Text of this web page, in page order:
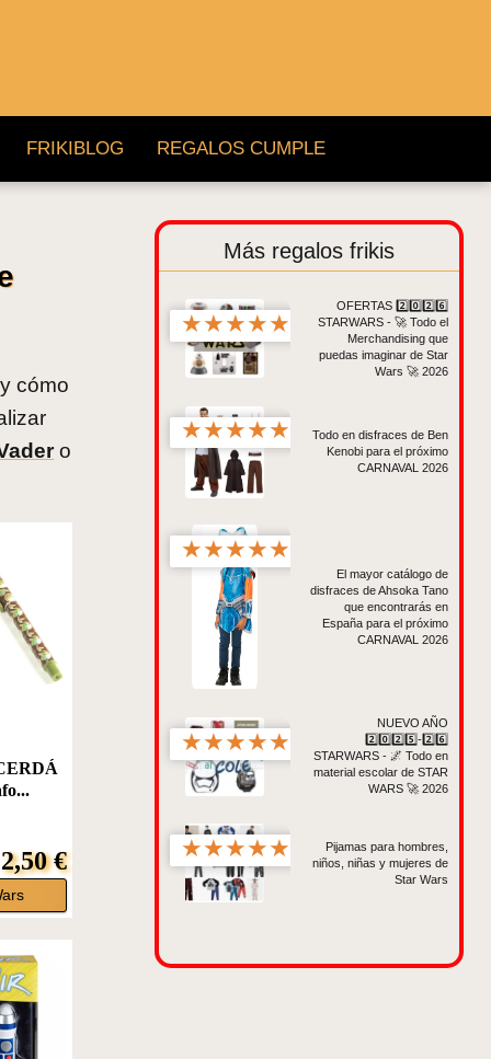
FRIKIBLOG REGALOS CUMPLE
cómo
o
2,50 €
Más regalos frikis
★★★★★
OFERTAS 2️⃣0️⃣2️⃣6️⃣
STARWARS - 🚀 Todo el
Merchandising que
puedas imaginar de Star
Wars 🚀 2026
★★★★★
Todo en disfraces de Ben
Kenobi para el próximo
CARNAVAL 2026
★★★★★
El mayor catálogo de
disfraces de Ahsoka Tano
que encontrarás en
España para el próximo
CARNAVAL 2026
★★★★★
NUEVO AÑO
2️⃣0️⃣2️⃣5️⃣-2️⃣6️⃣
STARWARS - 🌌 Todo en
material escolar de STAR
WARS 🚀 2026
★★★★★
Pijamas para hombres,
niños, niñas y mujeres de
Star Wars